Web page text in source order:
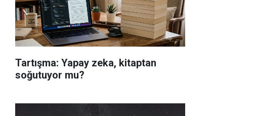
Tartışma: Yapay zeka, kitaptan
soğutuyor mu?